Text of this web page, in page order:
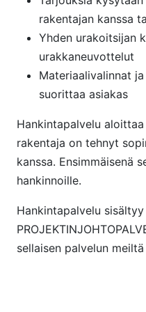
rakentajan kanssa
Yhden urakoitsijan
urakkaneuvottelut
Materiaalivalinnat
suorittaa asiakas
Hankintapalvelu
rakentaja on tehnyt
kanssa. Ensimmäisenä
hankinnoille.
Hankintapalvelu sisältyy
sellaisen palvelun